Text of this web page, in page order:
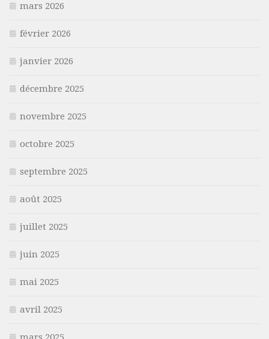
mars 2026
février 2026
janvier 2026
décembre 2025
novembre 2025
octobre 2025
septembre 2025
août 2025
juillet 2025
juin 2025
mai 2025
avril 2025